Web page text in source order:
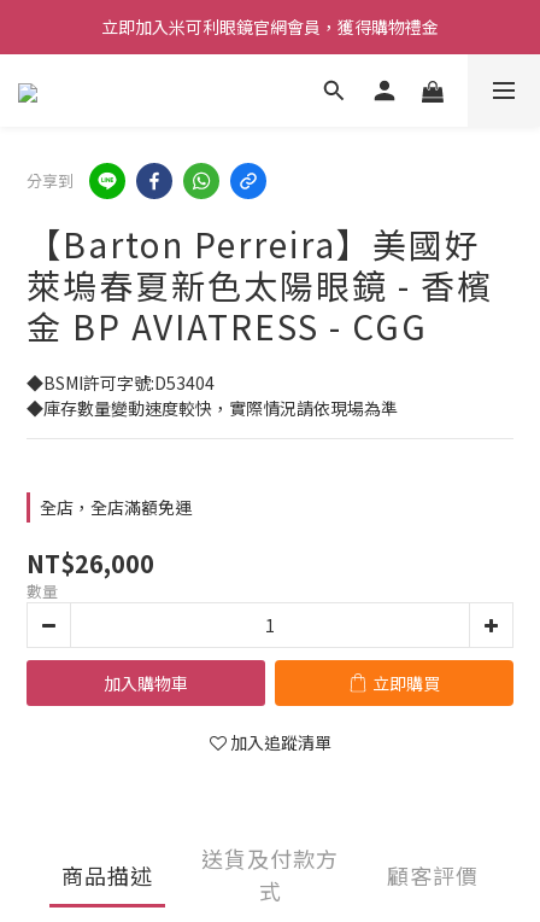
立即加入米可利眼鏡官網會員，獲得購物禮金
分享到
【Barton Perreira】美國好
萊塢春夏新色太陽眼鏡 - 香檳
金 BP AVIATRESS - CGG
◆BSMI許可字號:D53404
◆庫存數量變動速度較快，實際情況請依現場為準
全店，全店滿額免運
NT$26,000
數量
加入購物車 立即購買
加入追蹤清單
商品描述
送貨及付款方
式
顧客評價